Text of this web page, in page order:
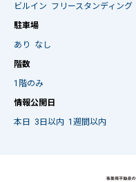
ビルイン フリースタンディング
駐車場
あり
なし
階数
1階のみ
情報公開日
本日
3日以内 1週間以内